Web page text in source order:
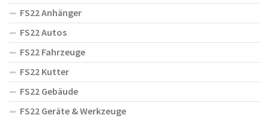
FS22 Anhänger
FS22 Autos
FS22 Fahrzeuge
FS22 Kutter
FS22 Gebäude
FS22 Geräte & Werkzeuge